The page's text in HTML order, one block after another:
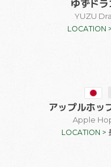
ゆずドラ
YUZU
LOCATION >
アップルホッ
Apple
LOCATION >